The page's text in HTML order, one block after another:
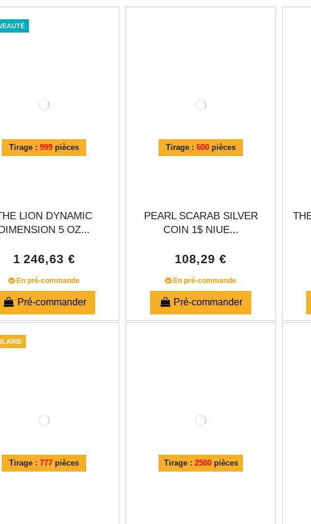
Tirage :999 pièces
LION DYNAMIC
5 OZ...
1 246,63 €
En pré-commande
Pré-commander
Tirage :600 pièces
PEARL SCARAB SILVER
COIN 1$ NIUE...
108,29 €
En pré-commande
Pré-commander
Tirage :777 pièces Tirage : 2500pièces